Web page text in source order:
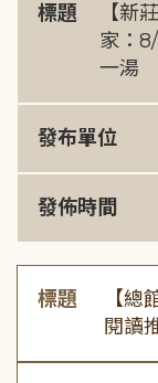
標題
【新
家：
一湯
發布單位
發佈時間
標題
【總
閱讀